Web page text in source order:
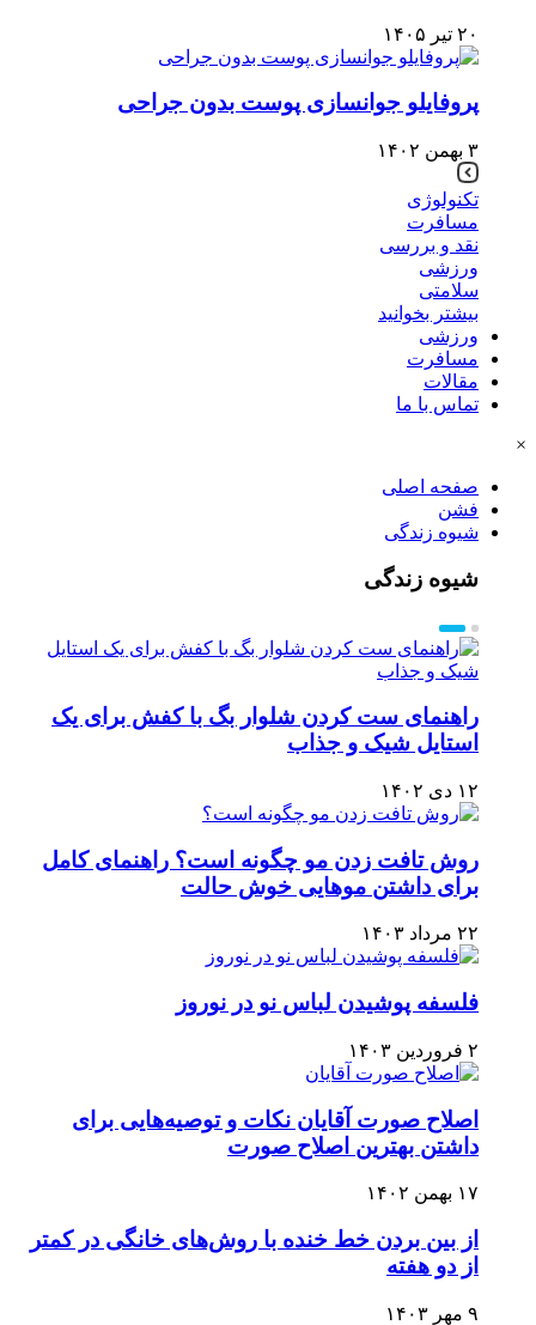
۲۰ تیر ۱۴۰۵
پروفایلو جوانسازی پوست بدون جراحی
۳ بهمن ۱۴۰۲
تکنولوژی
مسافرت
نقد و بررسی
ورزشی
سلامتی
بیشتر بخوانید
ورزشی
مسافرت
مقالات
تماس با ما
×
صفحه اصلی
فشن
شیوه زندگی
شیوه زندگی
راهنمای ست کردن شلوار بگ با کفش برای یک
استایل شیک و جذاب
۱۲ دی ۱۴۰۲
روش تافت زدن مو چگونه است؟ راهنمای کامل
برای داشتن موهایی خوش حالت
۲۲ مرداد ۱۴۰۳
فلسفه پوشیدن لباس نو در نوروز
۲ فروردین ۱۴۰۳
اصلاح صورت آقایان نکات و توصیه‌هایی برای
داشتن بهترین اصلاح صورت
۱۷ بهمن ۱۴۰۲
از بین بردن خط خنده با روش‌های خانگی در کمتر
از دو هفته
۹ مهر ۱۴۰۳